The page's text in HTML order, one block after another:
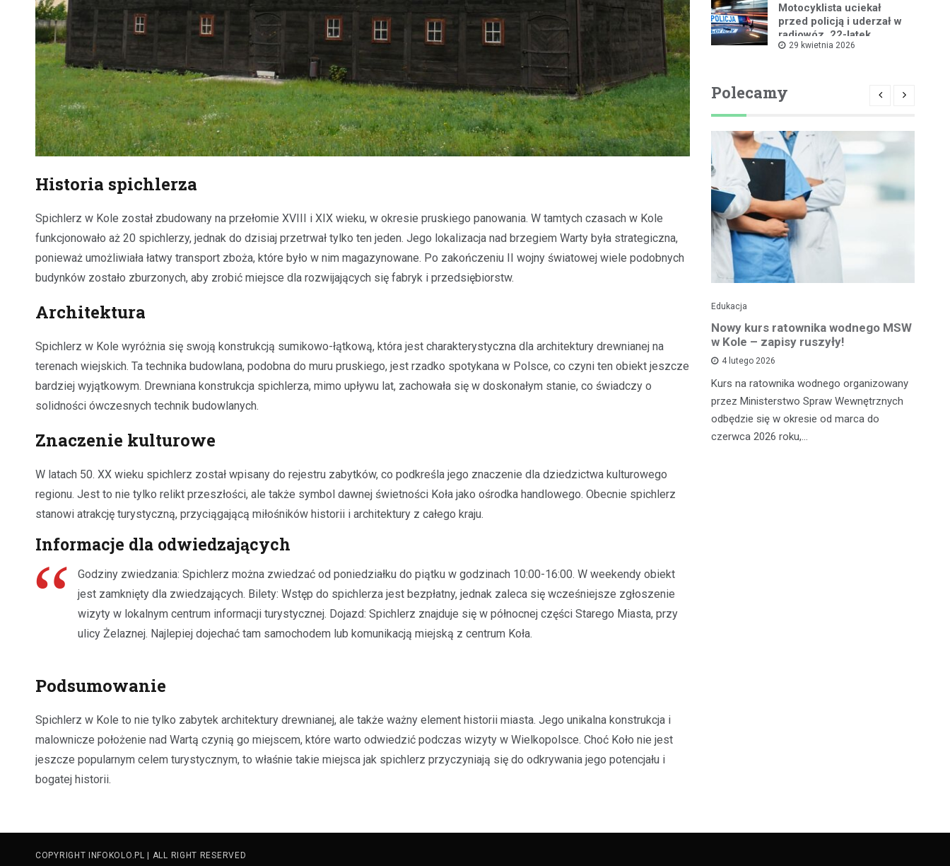
Historia spichlerza
Spichlerz w Kole został zbudowany na przełomie XVIII i XIX wieku, w okresie pruskiego panowania. W tamtych czasach w Kole
funkcjonowało aż 20 spichlerzy, jednak do dzisiaj przetrwał tylko ten jeden. Jego lokalizacja nad brzegiem Warty była strategiczna,
ponieważ umożliwiała łatwy transport zboża, które było w nim magazynowane. Po zakończeniu II wojny światowej wiele podobnych
budynków zostało zburzonych, aby zrobić miejsce dla rozwijających się fabryk i przedsiębiorstw.
Architektura
Spichlerz w Kole wyróżnia się swoją konstrukcją sumikowo-łątkową, która jest charakterystyczna dla architektury drewnianej na
terenach wiejskich. Ta technika budowlana, podobna do muru pruskiego, jest rzadko spotykana w Polsce, co czyni ten obiekt jeszcze
bardziej wyjątkowym. Drewniana konstrukcja spichlerza, mimo upływu lat, zachowała się w doskonałym stanie, co świadczy o
solidności ówczesnych technik budowlanych.
Znaczenie kulturowe
W latach 50. XX wieku spichlerz został wpisany do rejestru zabytków, co podkreśla jego znaczenie dla dziedzictwa kulturowego
regionu. Jest to nie tylko relikt przeszłości, ale także symbol dawnej świetności Koła jako ośrodka handlowego. Obecnie spichlerz
stanowi atrakcję turystyczną, przyciągającą miłośników historii i architektury z całego kraju.
Informacje dla odwiedzających
Godziny zwiedzania: Spichlerz można zwiedzać od poniedziałku do piątku w godzinach 10:00-16:00. W weekendy obiekt
jest zamknięty dla zwiedzających. Bilety: Wstęp do spichlerza jest bezpłatny, jednak zaleca się wcześniejsze zgłoszenie
wizyty w lokalnym centrum informacji turystycznej. Dojazd: Spichlerz znajduje się w północnej części Starego Miasta, przy
ulicy Żelaznej. Najlepiej dojechać tam samochodem lub komunikacją miejską z centrum Koła.
Podsumowanie
Spichlerz w Kole to nie tylko zabytek architektury drewnianej, ale także ważny element historii miasta. Jego unikalna konstrukcja i
malownicze położenie nad Wartą czynią go miejscem, które warto odwiedzić podczas wizyty w Wielkopolsce. Choć Koło nie jest
jeszcze popularnym celem turystycznym, to właśnie takie miejsca jak spichlerz przyczyniają się do odkrywania jego potencjału i
bogatej historii.
Motocyklista uciekał
przed policją i uderzał w
radiowóz, 22-latek
zatrzymany
29 kwietnia 2026
Polecamy
dobra młodzieży niepełnosprawnej
– rekordowa frekwencja i
zaangażowanie
2 stycznia 2025
zgłosiło…
Edukacja
Nowy kurs ratownika wodnego MSW
w Kole – zapisy ruszyły!
4 lutego 2026
Kurs na ratownika wodnego organizowany
przez Ministerstwo Spraw Wewnętrznych
odbędzie się w okresie od marca do
czerwca 2026 roku,…
COPYRIGHT INFOKOLO.PL | ALL RIGHT RESERVED